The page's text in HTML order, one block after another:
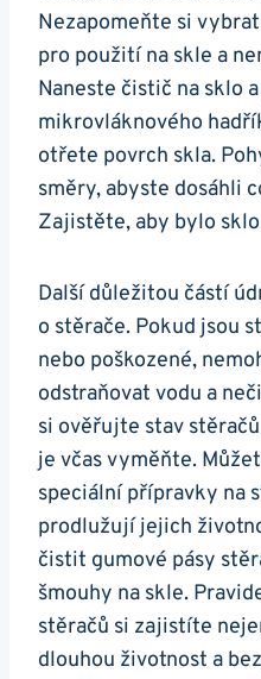
Nezapomeňte si
pro použití na skle a
Naneste ⁣čistič na sklo
mikrovláknového⁢
otřete povrch skla.
směry, abyste dosáhli
Zajistěte, aby bylo
Další důležitou⁣ částí
o stěrače. Pokud jsou
nebo poškozené,
odstraňovat vodu a⁢
si ověřujte stav
je včas vyměňte.
speciální přípravky na
⁢prodlužují ⁤jejich
čistit gumové pásy
⁣šmouhy‌ na skle.
stěračů si zajistíte
dlouhou životnost a